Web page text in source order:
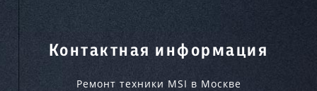
Контактная информация
Ремонт техники MSI в Москве